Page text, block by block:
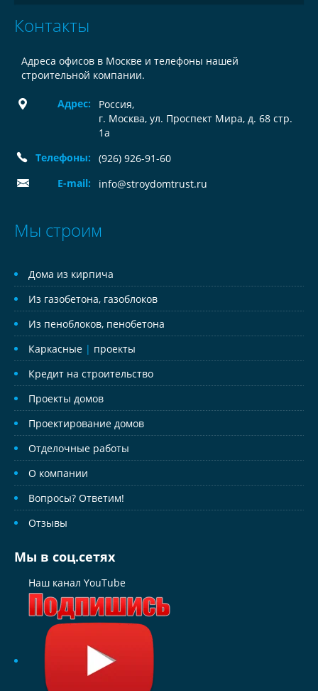
Контакты
Адреса офисов в Москве и телефоны нашей
строительной компании.
Адрес: Россия,
г. Москва, ул. Проспект Мира, д. 68 стр.
1а
Телефоны:
(926) 926-91-60
E-mail:
info@stroydomtrust.ru
Мы строим
Дома из кирпича
Из газобетона, газоблоков
Из пеноблоков, пенобетона
Каркасные | проекты
Кредит на строительство
Проекты домов
Проектирование домов
Отделочные работы
О компании
Вопросы? Ответим!
Отзывы
Мы в соц.сетях
Наш канал YouTube